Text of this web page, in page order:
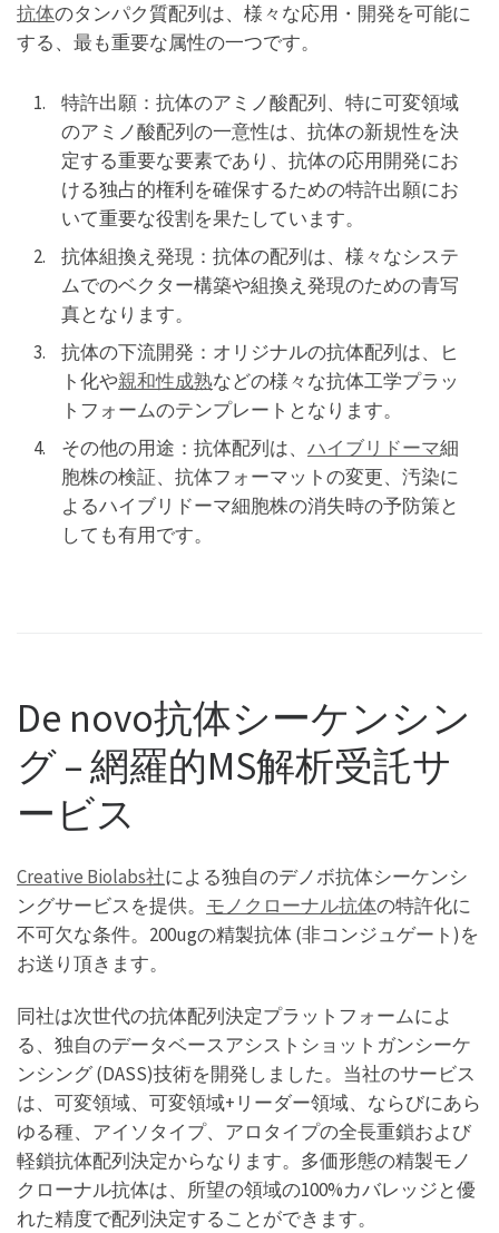
抗体のタンパク質配列は、様々な応用・開発を可能に
する、最も重要な属性の一つです。
特許出願：抗体のアミノ酸配列、特に可変領域
のアミノ酸配列の一意性は、抗体の新規性を決
定する重要な要素であり、抗体の応用開発にお
ける独占的権利を確保するための特許出願にお
いて重要な役割を果たしています。
抗体組換え発現：抗体の配列は、様々なシステ
ムでのベクター構築や組換え発現のための青写
真となります。
抗体の下流開発：オリジナルの抗体配列は、ヒ
ト化や親和性成熟などの様々な抗体工学プラッ
トフォームのテンプレートとなります。
その他の用途：抗体配列は、 ハイブリドーマ細
胞株の検証、抗体フォーマットの変更、汚染に
よるハイブリドーマ細胞株の消失時の予防策と
しても有用です。
De novo抗体シーケンシン
グ – 網羅的MS解析受託サ
ービス
Creative Biolabs社による独自のデノボ抗体シーケンシ
ングサービスを提供。 モノクローナル抗体の特許化に
不可欠な条件。200ugの精製抗体 (非コンジュゲート)を
お送り頂きます。
同社は次世代の抗体配列決定プラットフォームによ
る、独自のデータベースアシストショットガンシーケ
ンシング (DASS)技術を開発しました。当社のサービス
は、可変領域、可変領域+リーダー領域、ならびにあら
ゆる種、アイソタイプ、アロタイプの全長重鎖および
軽鎖抗体配列決定からなります。多価形態の精製モノ
クローナル抗体は、所望の領域の100%カバレッジと優
れた精度で配列決定することができます。